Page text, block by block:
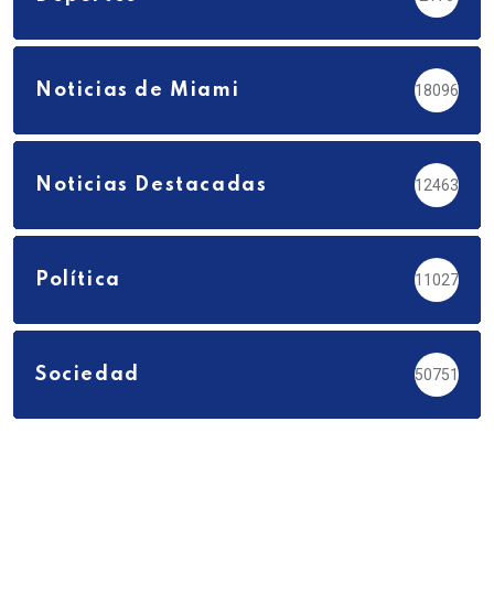
Noticias de Miami 18096
Noticias Destacadas 12463
Política 11027
Sociedad 50751